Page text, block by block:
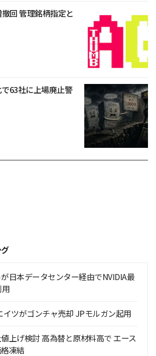
回 管理銘柄指定と
で63社に上場廃止警
日本データセンター経由でNVIDIA最
用
イツがゴンチャ売却 JPモルガン起用
上げ検討 高為替と原材料高で エース
凍結